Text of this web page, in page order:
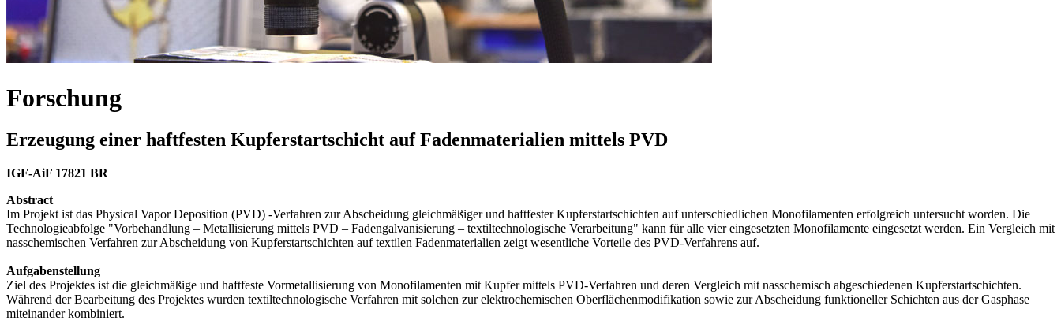
Forschung
Erzeugung einer haftfesten Kupferstartschicht auf Fadenmaterialien mittels PVD
IGF-AiF 17821 BR
Abstract
Im Projekt ist das Physical Vapor Deposition (PVD) -Verfahren zur Abscheidung gleichmäßiger und haftfester Kupferstartschichten auf unterschiedlichen Monofilamenten erfolgreich untersucht worden. Die
Technologieabfolge "Vorbehandlung – Metallisierung mittels PVD – Fadengalvanisierung – textiltechnologische Verarbeitung" kann für alle vier eingesetzten Monofilamente eingesetzt werden. Ein Vergleich mit
nasschemischen Verfahren zur Abscheidung von Kupferstartschichten auf textilen Fadenmaterialien zeigt wesentliche Vorteile des PVD-Verfahrens auf.
Aufgabenstellung
Ziel des Projektes ist die gleichmäßige und haftfeste Vormetallisierung von Monofilamenten mit Kupfer mittels PVD-Verfahren und deren Vergleich mit nasschemisch abgeschiedenen Kupferstartschichten.
Während der Bearbeitung des Projektes wurden textiltechnologische Verfahren mit solchen zur elektrochemischen Oberflächenmodifikation sowie zur Abscheidung funktioneller Schichten aus der Gasphase
miteinander kombiniert.